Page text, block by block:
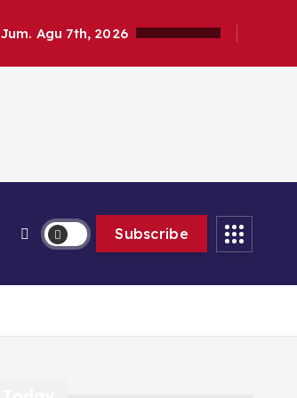
Jum. Agu 7th, 2026
Subscribe